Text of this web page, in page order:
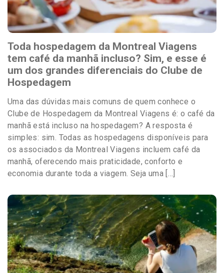
Toda hospedagem da Montreal Viagens
tem café da manhã incluso? Sim, e esse é
um dos grandes diferenciais do Clube de
Hospedagem
Uma das dúvidas mais comuns de quem conhece o
Clube de Hospedagem da Montreal Viagens é: o café da
manhã está incluso na hospedagem? A resposta é
simples: sim. Todas as hospedagens disponíveis para
os associados da Montreal Viagens incluem café da
manhã, oferecendo mais praticidade, conforto e
economia durante toda a viagem. Seja uma […]